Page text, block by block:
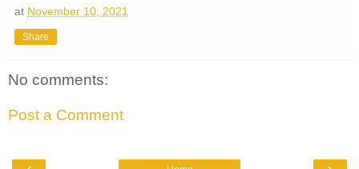
at November 10, 2021
Share
No comments:
Post a Comment